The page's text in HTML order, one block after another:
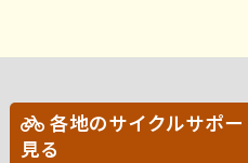
各地のサイクルサポ
見る